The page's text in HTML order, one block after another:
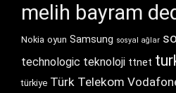
melih bayram
Nokia oyun Samsung sosyal ağlar
technologic teknoloji ttnet
türkiye Türk Telekom